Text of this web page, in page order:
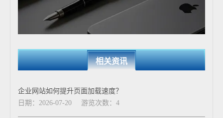
相关资讯
企业网站如何提升页面加载速度？
日期：2026-07-20
游览次数：4